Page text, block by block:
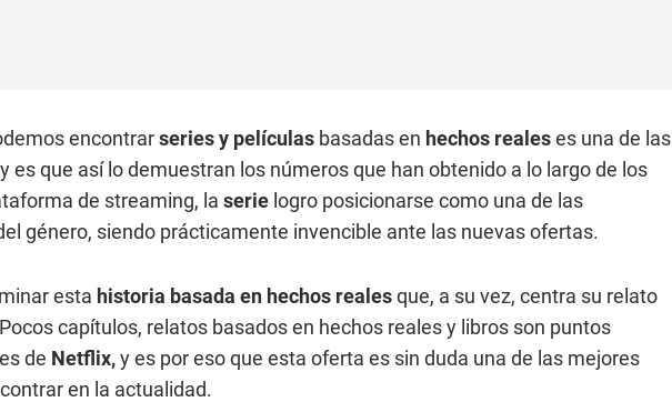
encontrarseries y películas basadas en hechos realeses una de las
es que así lo demuestran los números que han obtenido a lo largo de los
de streaming, la serie logro posicionarse como una de las
género, siendo prácticamente invencible ante las nuevas ofertas.
esta historia basada en hechos realesque, a su vez, centra su relato
capítulos, relatos basados en hechos reales y libros son puntos
de Netflix,y es por eso que esta oferta es sin duda una de las mejores
en la actualidad.